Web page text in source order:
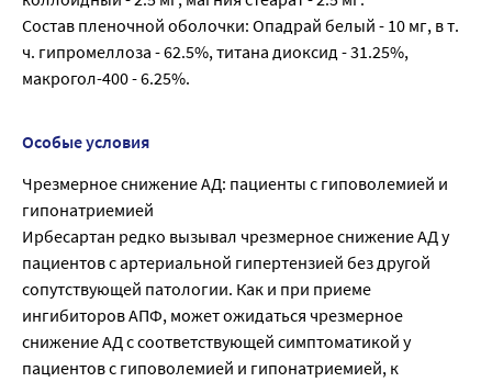
Состав пленочной оболочки: Опадрай белый - 10 мг, в т.
ч. гипромеллоза - 62.5%, титана диоксид - 31.25%,
макрогол-400 - 6.25%.
Особые условия
Чрезмерное снижение АД: пациенты с гиповолемией и
гипонатриемией
Ирбесартан редко вызывал чрезмерное снижение АД у
пациентов с артериальной гипертензией без другой
сопутствующей патологии. Как и при приеме
ингибиторов АПФ, может ожидаться чрезмерное
снижение АД с соответствующей симптоматикой у
пациентов с гиповолемией и гипонатриемией, к